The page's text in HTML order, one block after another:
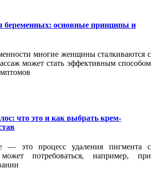
беременных: основные принципы и
многие женщины сталкиваются с
может стать эффективным способом
что это и как выбрать крем-
— это процесс удаления пигмента с
потребоваться, например, при